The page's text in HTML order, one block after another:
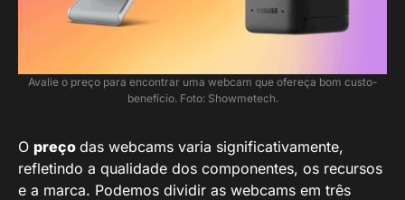
Avalie o preço para encontrar uma webcam que ofereça bom custo-
benefício. Foto: Showmetech.
O preço das webcams varia significativamente,
refletindo a qualidade dos componentes, os recursos
e a marca. Podemos dividir as webcams em três